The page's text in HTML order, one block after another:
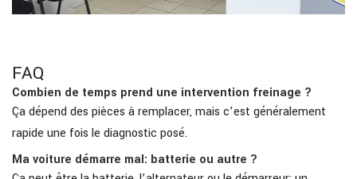
FAQ
Combien de temps prend une intervention freinage ?
Ça dépend des pièces à remplacer, mais c’est généralement
rapide une fois le diagnostic posé.
Ma voiture démarre mal: batterie ou autre ?